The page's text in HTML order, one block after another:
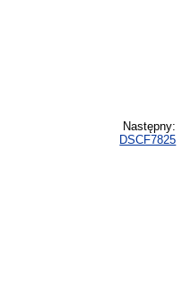
Następny:
DSCF7825